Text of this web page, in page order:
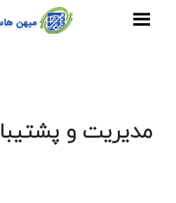
مدیریت و